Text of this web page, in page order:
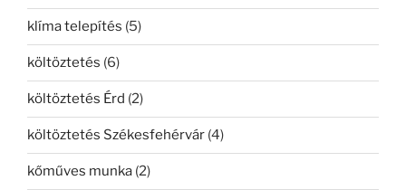
klíma telepítés (5)
költöztetés (6)
költöztetés Érd (2)
költöztetés Székesfehérvár (4)
kőműves munka (2)